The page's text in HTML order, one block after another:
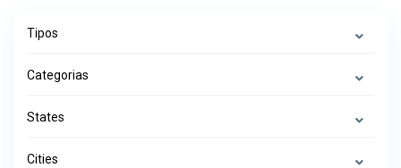
Tipos
Categorias
States
Cities